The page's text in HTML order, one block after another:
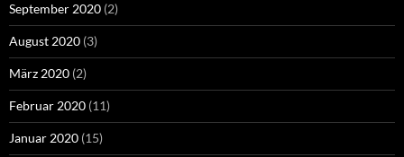
September 2020 (2)
August 2020 (3)
März 2020 (2)
Februar 2020 (11)
Januar 2020 (15)